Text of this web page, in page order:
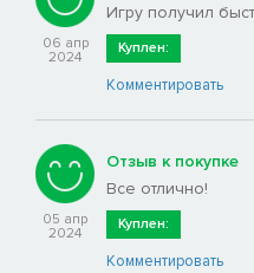
06 апр
2024
Игру получил
Куплен:
Комментировать
05 апр
2024
Отзыв к покупке
Все отлично!
Куплен:
Комментировать